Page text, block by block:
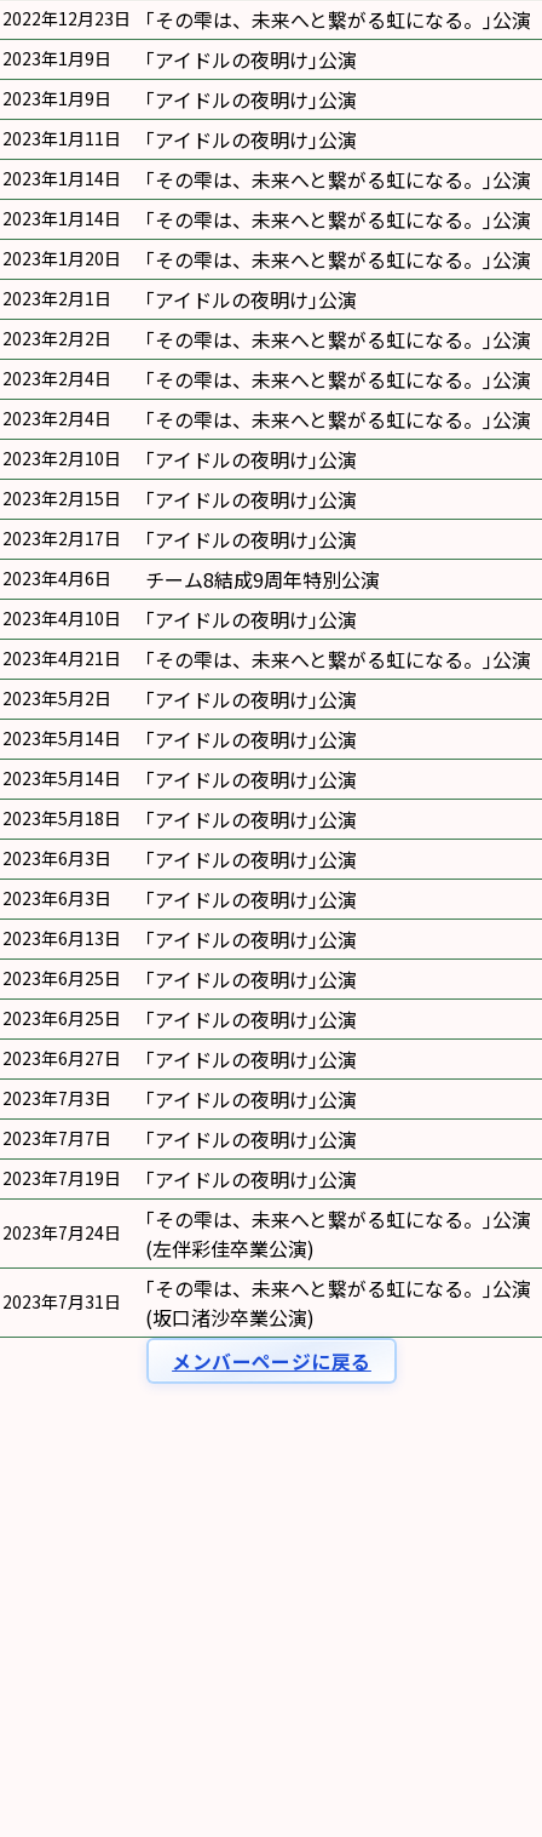
2022年12月23日 ｢その雫は、未来へと繋がる虹になる。｣公演
2023年1月9日 ｢アイドルの夜明け｣公演
2023年1月9日 ｢アイドルの夜明け｣公演
2023年1月11日 ｢アイドルの夜明け｣公演
2023年1月14日 ｢その雫は、未来へと繋がる虹になる。｣公演
2023年1月14日 ｢その雫は、未来へと繋がる虹になる。｣公演
2023年1月20日 ｢その雫は、未来へと繋がる虹になる。｣公演
2023年2月1日 ｢アイドルの夜明け｣公演
2023年2月2日 ｢その雫は、未来へと繋がる虹になる。｣公演
2023年2月4日 ｢その雫は、未来へと繋がる虹になる。｣公演
2023年2月4日 ｢その雫は、未来へと繋がる虹になる。｣公演
2023年2月10日 ｢アイドルの夜明け｣公演
2023年2月15日 ｢アイドルの夜明け｣公演
2023年2月17日 ｢アイドルの夜明け｣公演
2023年4月6日 チーム8結成9周年特別公演
2023年4月10日 ｢アイドルの夜明け｣公演
2023年4月21日 ｢その雫は、未来へと繋がる虹になる。｣公演
2023年5月2日 ｢アイドルの夜明け｣公演
2023年5月14日 ｢アイドルの夜明け｣公演
2023年5月14日 ｢アイドルの夜明け｣公演
2023年5月18日 ｢アイドルの夜明け｣公演
2023年6月3日 ｢アイドルの夜明け｣公演
2023年6月3日 ｢アイドルの夜明け｣公演
2023年6月13日 ｢アイドルの夜明け｣公演
2023年6月25日 ｢アイドルの夜明け｣公演
2023年6月25日 ｢アイドルの夜明け｣公演
2023年6月27日 ｢アイドルの夜明け｣公演
2023年7月3日 ｢アイドルの夜明け｣公演
2023年7月7日 ｢アイドルの夜明け｣公演
2023年7月19日 ｢アイドルの夜明け｣公演
2023年7月24日
｢その雫は、未来へと繋がる虹になる。｣公演
(左伴彩佳卒業公演)
2023年7月31日
｢その雫は、未来へと繋がる虹になる。｣公演
(坂口渚沙卒業公演)
メンバーページに戻る